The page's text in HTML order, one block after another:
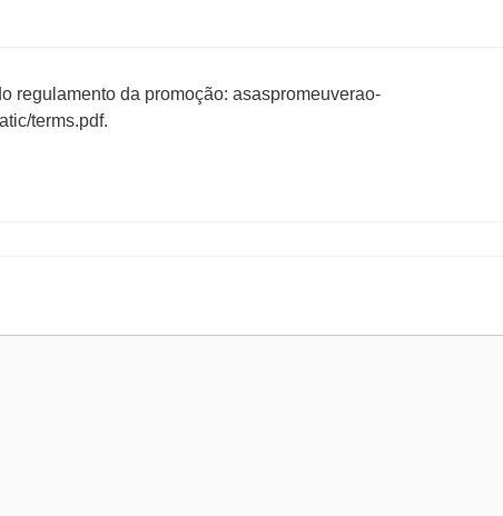
regulamento da promoção: asaspromeuverao-
terms.pdf.